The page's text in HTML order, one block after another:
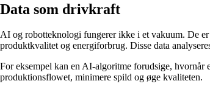
Data som drivkraft
AI og robotteknologi fungerer ikke i et vakuum. De er
produktkvalitet og energiforbrug. Disse data
For eksempel kan en AI-algoritme forudsige, hvornår
produktionsflowet, minimere spild og øge kvaliteten.